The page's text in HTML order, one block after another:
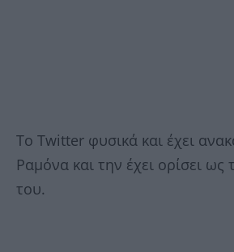
Το Twitter φυσικά και έχει
Ραμόνα και την έχει ορίσει ως
του.